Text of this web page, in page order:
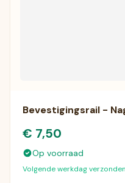
Bevestigingsrail -
€ 7,50
Op voorraad
Volgende werkdag verzonden